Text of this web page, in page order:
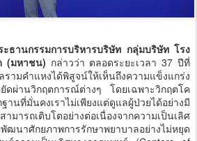
านกรรมการบริหารบริษัท กลุ่มบริษัท โรง
(มหาชน) กล่าวว่า ตลอดระยะเวลา 37 ปีที่
มคำแหงได้พิสูจน์ให้เห็นถึงความแข็งแกร่ง
ดผ่านวิกฤตการณ์ต่างๆ โดยเฉพาะวิกฤตโค
คงเราไม่เพียงแต่ดูแลผู้ป่วยได้อย่างมี
ถเติบโตอย่างต่อเนื่องจากความเป็นเลิศ
ฒนาศักยภาพการรักษาพยาบาลอย่างไม่หยุด